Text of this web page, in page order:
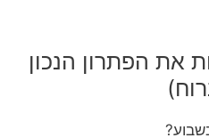
את הפתרון הנכון